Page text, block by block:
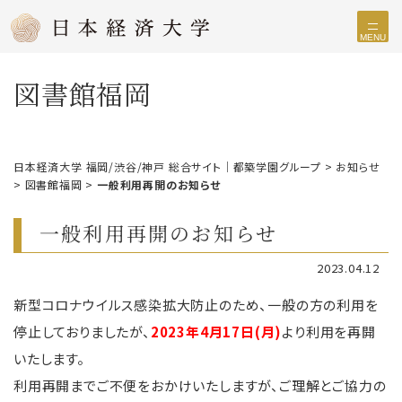
MENU
図書館福岡
日本経済大学 福岡/渋谷/神戸 総合サイト｜都築学園グループ > お知らせ
> 図書館福岡 > 一般利用再開のお知らせ
一般利用再開のお知らせ
2023.04.12
新型コロナウイルス感染拡大防止のため、一般の方の利用を
停止しておりましたが、 2023年4月17日(月)より利用を再開
いたします。
利用再開までご不便をおかけいたしますが、ご理解とご協力の